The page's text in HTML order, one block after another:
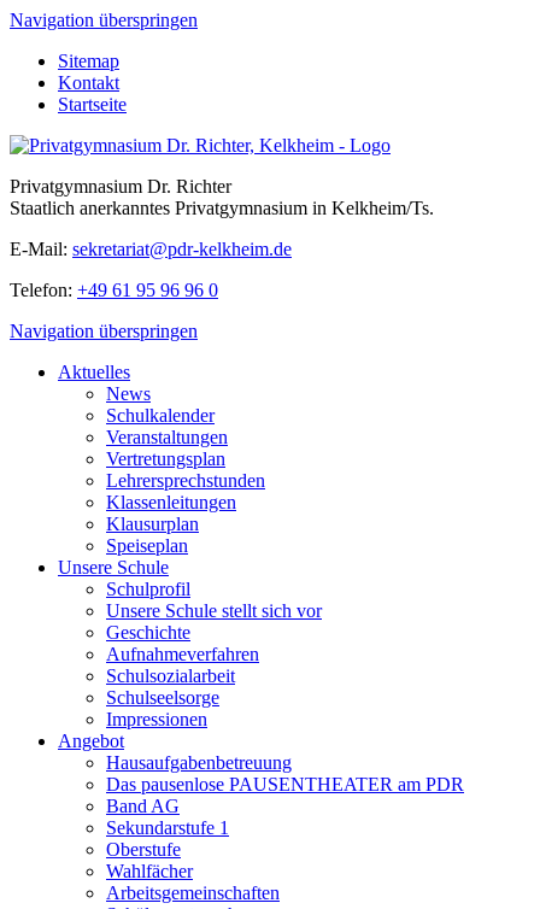
Navigation überspringen
Sitemap
Kontakt
Startseite
Privatgymnasium Dr. Richter
Staatlich anerkanntes Privatgymnasium in Kelkheim/Ts.
E-Mail: sekretariat@pdr-kelkheim.de
Telefon: +49 61 95 96 96 0
Navigation überspringen
Aktuelles
News
Schulkalender
Veranstaltungen
Vertretungsplan
Lehrersprechstunden
Klassenleitungen
Klausurplan
Speiseplan
Unsere Schule
Schulprofil
Unsere Schule stellt sich vor
Geschichte
Aufnahmeverfahren
Schulsozialarbeit
Schulseelsorge
Impressionen
Angebot
Hausaufgabenbetreuung
Das pausenlose PAUSENTHEATER am PDR
Band AG
Sekundarstufe 1
Oberstufe
Wahlfächer
Arbeitsgemeinschaften